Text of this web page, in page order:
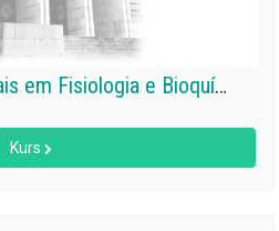
Métodos Laboratoriais em Fisiologia e Bioquímica do Exercício II
Kurs